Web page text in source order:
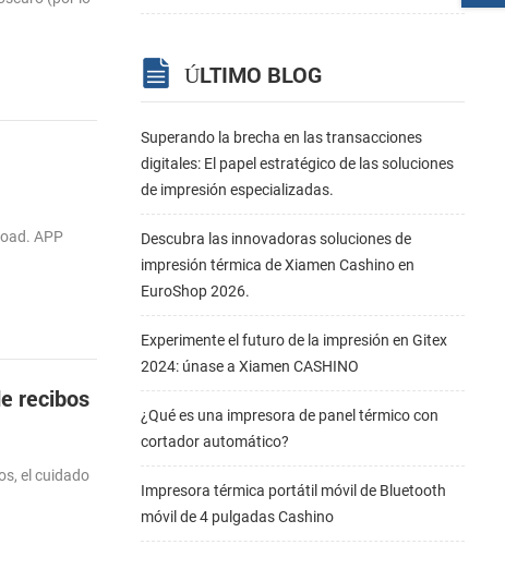
APP
recibos
el cuidado
ÚLTIMO BLOG
Superando la brecha en las transacciones
digitales: El papel estratégico de las soluciones
de impresión especializadas.
Descubra las innovadoras soluciones de
impresión térmica de Xiamen Cashino en
EuroShop 2026.
Experimente el futuro de la impresión en Gitex
2024: únase a Xiamen CASHINO
¿Qué es una impresora de panel térmico con
cortador automático?
Impresora térmica portátil móvil de Bluetooth
móvil de 4 pulgadas Cashino